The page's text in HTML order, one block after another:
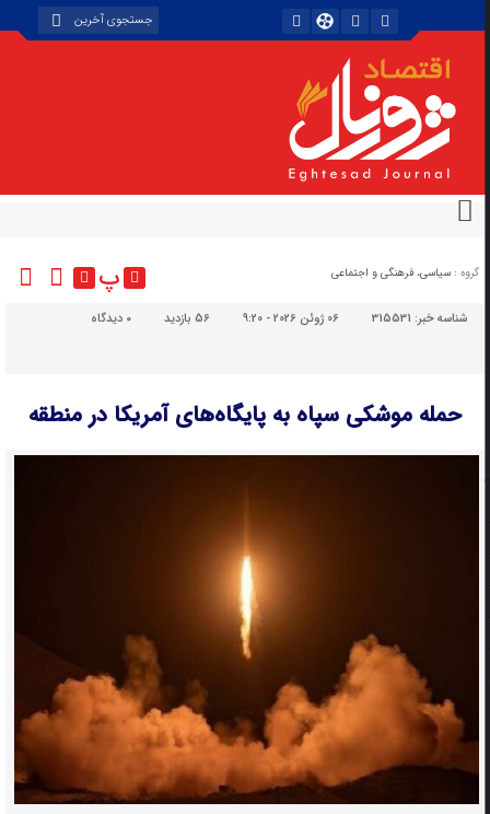
گروه : سیاسی، فرهنگی و اجتماعی پ
شناسه خبر:315531 06 ژوئن 2026 - 9:20 56 بازدید دیدگاه
حمله موشکی سپاه به پایگاه‌های آمریکا در منطقه